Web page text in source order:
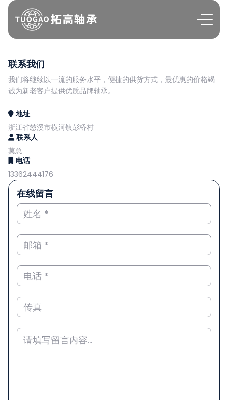
联系我们
我们将继续以一流的服务水平，便捷的供货方式，最优惠的价格竭
诚为新老客户提供优质品牌轴承。
地址
浙江省慈溪市横河镇彭桥村
联系人
莫总
电话
13362444176
在线留言